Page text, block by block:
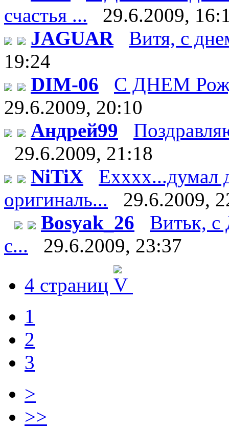
счастья ...
29.6.2009,
JAGUAR
Витя, с
19:24
DIM-06
С ДНЕМ
29.6.2009, 20:10
Андрей99
29.6.2009, 21:18
NiTiX
Ехххх...думал
оригиналь...
29.6.2009,
Bosyak_26
Витьк,
с...
29.6.2009, 23:37
4 страниц
1
2
3
>
>>